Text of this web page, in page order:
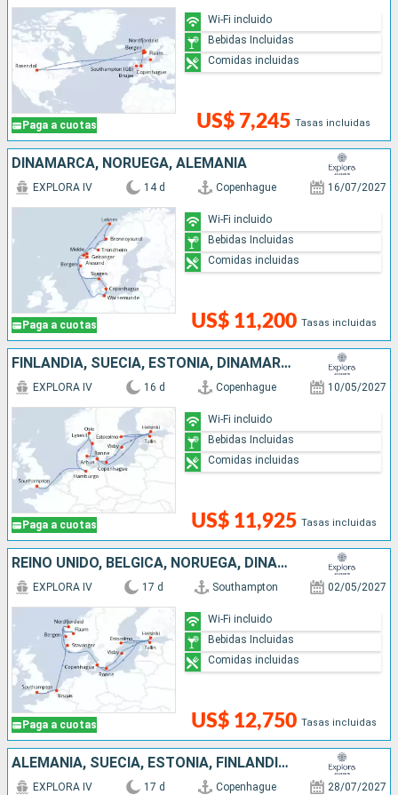
Paga a cuotas US$ 7,245 Tasas incluidas
Wi-Fi incluido
Bebidas Incluidas
Comidas incluidas
DINAMARCA, NORUEGA, ALEMANIA
Paga a cuotas
EXPLORA IV 14 d Copenhague 16/07/2027
US$ 11,200 Tasas incluidas
Wi-Fi incluido
Bebidas Incluidas
Comidas incluidas
FINLANDIA, SUECIA, ESTONIA, DINAMARCA, NORUEGA, ALEMANIA, REINO UNIDO
Paga a cuotas
EXPLORA IV 16 d Copenhague 10/05/2027
US$ 11,925 Tasas incluidas
Wi-Fi incluido
Bebidas Incluidas
Comidas incluidas
REINO UNIDO, BÉLGICA, NORUEGA, DINAMARCA, FINLANDIA, SUECIA, ESTONIA
Paga a cuotas
EXPLORA IV 17 d Southampton 02/05/2027
US$ 12,750 Tasas incluidas
Wi-Fi incluido
Bebidas Incluidas
Comidas incluidas
ALEMANIA, SUECIA, ESTONIA, FINLANDIA, DINAMARCA, NORUEGA, REINO UNIDO
EXPLORA IV 17 d Copenhague 28/07/2027